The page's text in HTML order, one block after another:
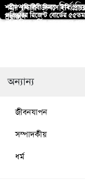
আপনার জন্য
শহীদ বুদ্ধিজীবী দিবসে ইবি
শ্রদ্ধাঞ্জলি
পবিপ্রবির রিজেন্ট বোর্ডের
পবিপ্রবিতে বর্ণিল আয়োজনে
অন্যান্য
জীবনযাপন
সম্পাদকীয়
ধর্ম